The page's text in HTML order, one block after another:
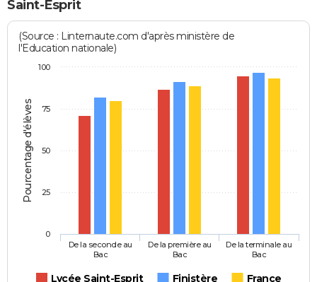
Saint-Esprit
Pourcentage d'élèves
(Source : Linternaute.com d'après ministère de
l'Education nationale)
Lycée Saint-Esprit Finistère France
De la seconde au
Bac
De la première au
Bac
De la terminale au
Bac
0
25
50
75
100